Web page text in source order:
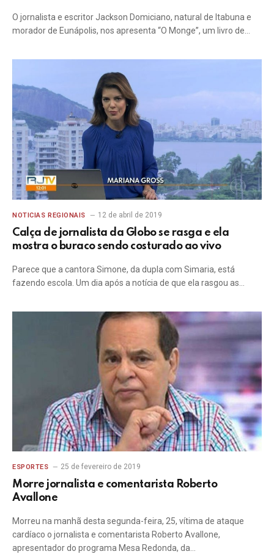
O jornalista e escritor Jackson Domiciano, natural de Itabuna e
morador de Eunápolis, nos apresenta “O Monge”, um livro de…
NOTICIAS REGIONAIS 12 de abril de 2019
Calça de jornalista da Globo se rasga e ela
mostra o buraco sendo costurado ao vivo
Parece que a cantora Simone, da dupla com Simaria, está
fazendo escola. Um dia após a notícia de que ela rasgou as…
ESPORTES 25 de fevereiro de 2019
Morre jornalista e comentarista Roberto
Avallone
Morreu na manhã desta segunda-feira, 25, vítima de ataque
cardíaco o jornalista e comentarista Roberto Avallone,
apresentador do programa Mesa Redonda, da…